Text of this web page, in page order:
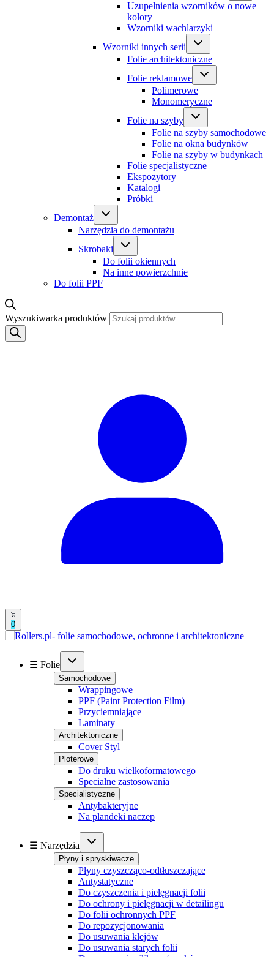
Uzupełnienia wzorników o nowe
kolory
Wzorniki wachlarzyki
Wzorniki innych serii
Folie architektoniczne
Folie reklamowe
Polimerowe
Monomeryczne
Folie na szyby
Folie na szyby samochodowe
Folie na okna budynków
Folie na szyby w budynkach
Folie specjalistyczne
Ekspozytory
Katalogi
Próbki
Demontaż
Narzędzia do demontażu
Skrobaki
Do folii okiennych
Na inne powierzchnie
Do folii PPF
Wyszukiwarka produktów
0
☰ Folie
Samochodowe
Wrappingowe
PPF (Paint Protection Film)
Przyciemniające
Laminaty
Architektoniczne
Cover Styl
Ploterowe
Do druku wielkoformatowego
Specialne zastosowania
Specialistyczne
Antybakteryjne
Na plandeki naczep
☰ Narzędzia
Płyny i spryskiwacze
Płyny czyszcząco-odtłuszczające
Antystatyczne
Do czyszczenia i pielęgnacji folii
Do ochrony i pielęgnacji w detailingu
Do folii ochronnych PPF
Do repozycjonowania
Do usuwania klejów
Do usuwania starych folii